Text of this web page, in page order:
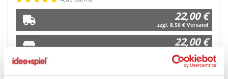
22,00 €
zzgl. 8,50 € Versand
22,00 €